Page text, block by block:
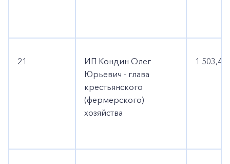
21
ИП Кондин Олег
Юрьевич - глава
крестьянского
(фермерского)
хозяйства
1 503,4